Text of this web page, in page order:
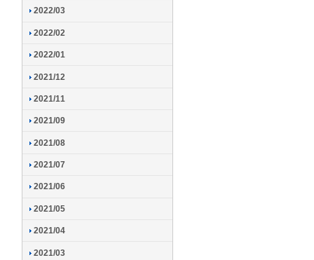
2022/03
2022/02
2022/01
2021/12
2021/11
2021/09
2021/08
2021/07
2021/06
2021/05
2021/04
2021/03